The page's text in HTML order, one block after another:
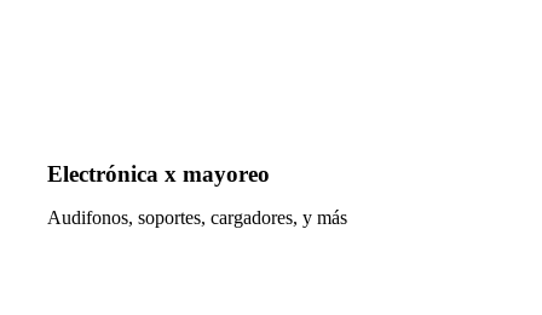
Electrónica x mayoreo
Audifonos, soportes, cargadores, y más